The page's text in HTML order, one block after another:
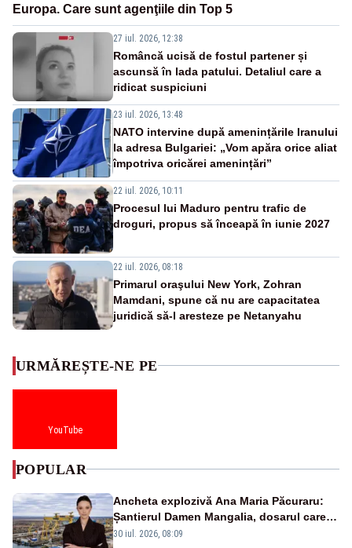
Europa. Care sunt agenţiile din Top 5
27 iul. 2026, 12:38
Româncă ucisă de fostul partener și
ascunsă în lada patului. Detaliul care a
ridicat suspiciuni
23 iul. 2026, 13:48
NATO intervine după amenințările Iranului
la adresa Bulgariei: „Vom apăra orice aliat
împotriva oricărei amenințări”
22 iul. 2026, 10:11
Procesul lui Maduro pentru trafic de
droguri, propus să înceapă în iunie 2027
22 iul. 2026, 08:18
Primarul oraşului New York, Zohran
Mamdani, spune că nu are capacitatea
juridică să-l aresteze pe Netanyahu
URMĂREȘTE-NE PE
YouTube
POPULAR
Ancheta explozivă Ana Maria Păcuraru:
Șantierul Damen Mangalia, dosarul care
scufundă apărarea României
30 iul. 2026, 08:09